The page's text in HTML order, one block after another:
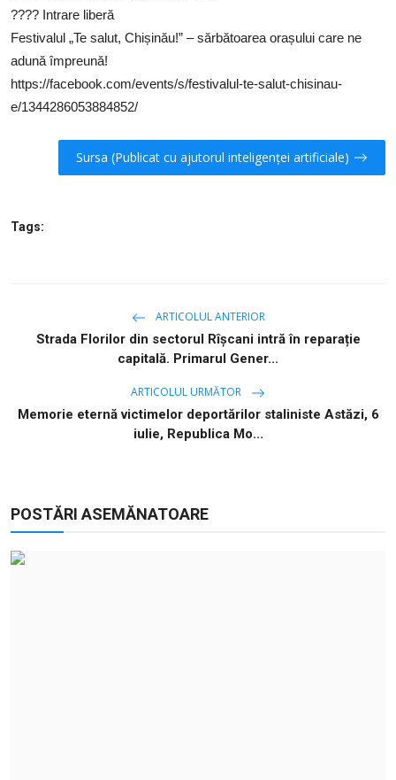
???? Intrare liberă
Festivalul „Te salut, Chișinău!” – sărbătoarea orașului care ne
adună împreună!
https://facebook.com/events/s/festivalul-te-salut-chisinau-
e/1344286053884852/
Sursa (Publicat cu ajutorul inteligenței artificiale)
Tags:
ARTICOLUL ANTERIOR
Strada Florilor din sectorul Rîșcani intră în reparație
capitală. Primarul Gener...
ARTICOLUL URMĂTOR
Memorie eternă victimelor deportărilor staliniste ​Astăzi, 6
iulie, Republica Mo...
POSTĂRI ASEMĂNATOARE